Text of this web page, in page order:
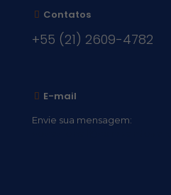
Contatos
+55 (21) 2609-4782
E-mail
Envie sua mensagem: